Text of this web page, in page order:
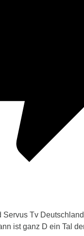
Servus Tv
ist ganz D ein Tal